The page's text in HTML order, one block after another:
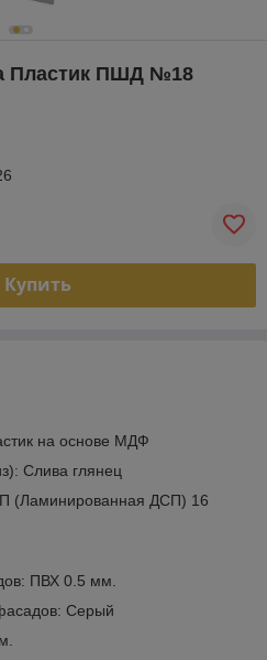
Пластик ПШД №18
Купить
на основе МДФ
Слива глянец
(Ламинированная ДСП) 16
ПВХ 0.5 мм.
Серый